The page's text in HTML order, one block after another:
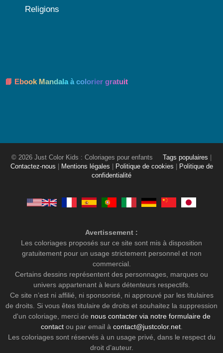
Religions
📘 Ebook Mandala à colorier gratuit
© 2026 Just Color Kids : Coloriages pour enfants Tags populaires
Contactez-nous
Mentions légales Politique de cookies
Politique de
confidentialité
Avertissement :
Les coloriages proposés sur ce site sont mis à disposition
gratuitement pour un usage strictement personnel et non
commercial.
Certains dessins représentent des personnages, marques ou
univers appartenant à leurs détenteurs respectifs.
Ce site n’est ni affilié, ni sponsorisé, ni approuvé par les titulaires
de droits. Si vous êtes titulaire de droits et souhaitez la suppression
d'un coloriage, merci de nous contacter via notre formulaire de
contactou par email à contact@justcolor.net.
Les coloriages sont réservés à un usage privé, dans le respect du
droit d’auteur.